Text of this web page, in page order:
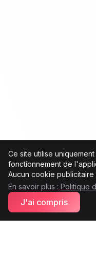
Ce site utilise
fonctionnement de
Aucun cookie
En savoir plus : Politique
J'ai compris